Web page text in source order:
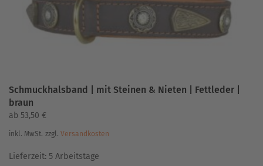
Produktseite
gewählt
werden
Schmuckhalsband | mit Steinen & Nieten | Fettleder |
braun
ab 53,50 €
inkl. MwSt. zzgl. Versandkosten
Lieferzeit: 5 Arbeitstage